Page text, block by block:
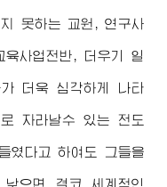
못하는 교원, 연구사
사업전반, 더우기 일
더욱 심각하게 나타
자라날수 있는 전도
였다고 하여도 그들을
으면 결코 세계적인